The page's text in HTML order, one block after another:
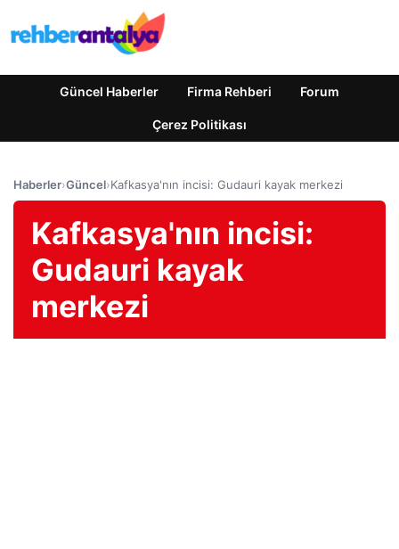
Güncel Haberler Firma Rehberi Forum
Çerez Politikası
Haberler›Güncel›Kafkasya'nın incisi: Gudauri kayak merkezi
Kafkasya'nın incisi:
Gudauri kayak
merkezi